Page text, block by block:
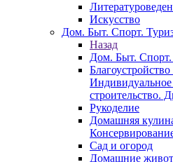
Искусство
Дом. Быт. Спорт.
Назад
Дом. Быт.
строительство.
Рукоделие
Домашняя
Сад и огород
Домашние